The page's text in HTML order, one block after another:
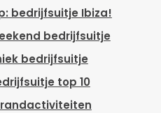
bedrijfsuitje Ibiza!
bedrijfsuitje
bedrijfsuitje
top 10